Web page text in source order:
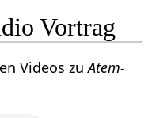
Vortrag
Videos zuAtem-